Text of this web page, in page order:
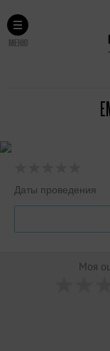
МЕНЮ
Даты проведения
Моя